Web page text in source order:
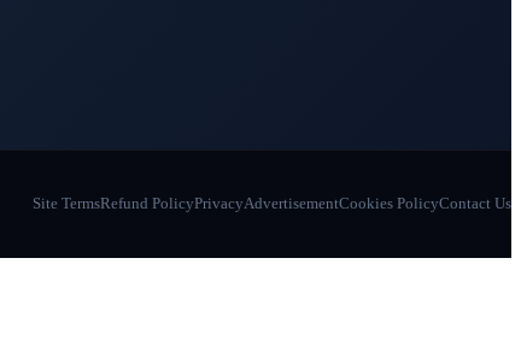
Site TermsRefund PolicyPrivacyAdvertisementCookies PolicyContact Us